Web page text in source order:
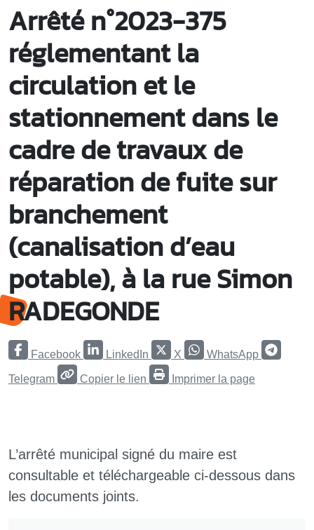
Arrêté n°2023-375
réglementant la
circulation et le
stationnement dans le
cadre de travaux de
réparation de fuite sur
branchement
(canalisation d’eau
potable), à la rue Simon
RADEGONDE
Facebook LinkedIn X WhatsApp
Telegram Copier le lien Imprimer la page
L’arrêté municipal signé du maire est
consultable et téléchargeable ci-dessous dans
les documents joints.